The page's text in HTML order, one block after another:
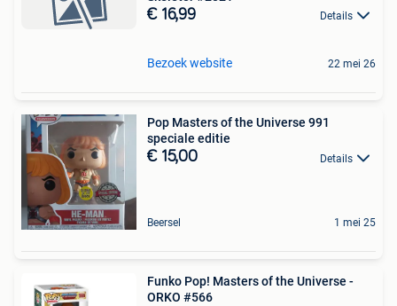
€ 16,99 Details
Bezoek website 22 mei 26
Pop Masters of the Universe 991
speciale editie
€ 15,00 Details
Beersel 1 mei 25
Funko Pop! Masters of the Universe -
ORKO #566